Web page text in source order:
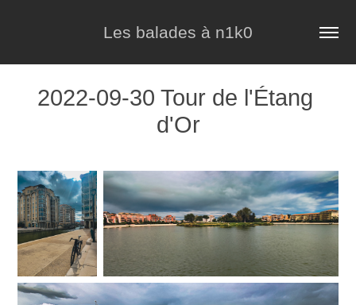
Les balades à n1k0
2022-09-30 Tour de l'Étang
d'Or